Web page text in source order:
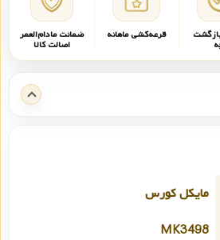
بازگشت قرعه‌کشی ماهانه ضمانت مادام‌العمر
اصالت کالا
مایکل کورس
MK3498